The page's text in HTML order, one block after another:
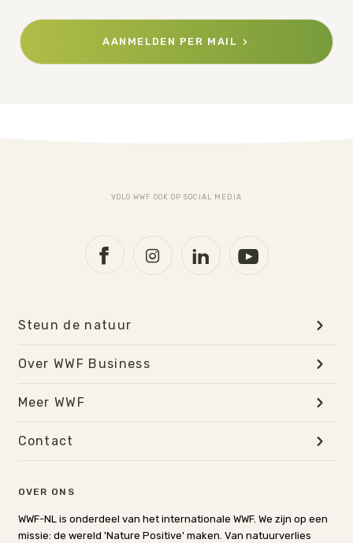
AANMELDEN PER MAIL
VOLG WWF OOK OP SOCIAL MEDIA
OVER ONS
WWF-NL is onderdeel van het internationale WWF. We zijn op een
missie: de wereld 'Nature Positive' maken. Van natuurverlies
Steun de natuur
Over WWF Business
Meer WWF
Contact